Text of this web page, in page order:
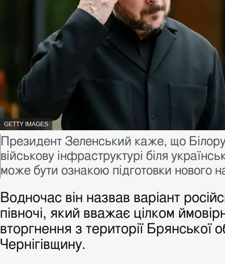
АВТОР ФОТО,
GETTY IMAGES
Підпис до фото,
Президент Зеленський каже, що
військову інфраструктурі біля
може бути ознакою підготовки нового
Водночас він назвав варіант
півночі, який вважає цілком
вторгнення з території Брянської
Чернігівщину.